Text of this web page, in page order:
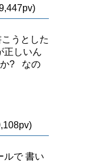
うとした
正しいん
か? なの
ルで 書い